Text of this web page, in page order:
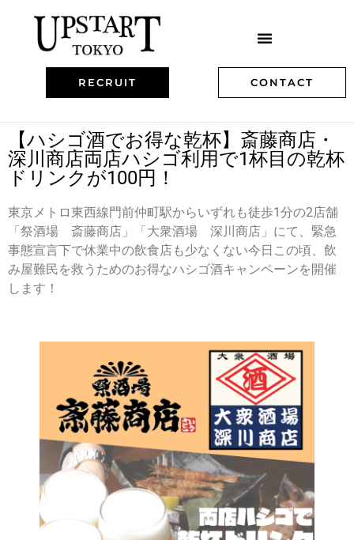
RECRUIT CONTACT
【ハシゴ酒でお得な乾杯】斎藤商店・
深川商店両店ハシゴ利用で1杯目の乾杯
ドリンクが100円！
東京メトロ東西線門前仲町駅からいずれも徒歩1分の2店舗
「祭酒場 斎藤商店」「大衆酒場 深川商店」にて、緊急
事態宣言下で休業中の飲食店も少なくない今日この頃、飲
み屋難民を救うためのお得なハシゴ酒キャンペーンを開催
します！